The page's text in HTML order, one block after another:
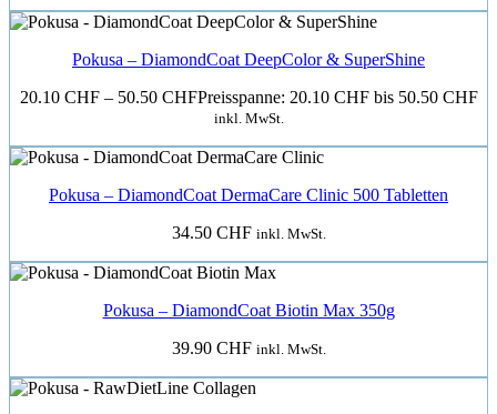
Pokusa – DiamondCoat DeepColor & SuperShine
20.10 CHF – 50.50 CHFPreisspanne: 20.10 CHF bis 50.50 CHF
inkl. MwSt.
Pokusa – DiamondCoat DermaCare Clinic 500 Tabletten
34.50 CHF inkl. MwSt.
Pokusa – DiamondCoat Biotin Max 350g
39.90 CHF inkl. MwSt.